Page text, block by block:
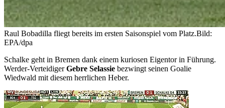
Raul Bobadilla fliegt bereits im ersten Saisonspiel vom Platz.Bild:
EPA/dpa
Schalke geht in Bremen dank einem kuriosen Eigentor in Führung.
Werder-VerteidigerGebre Selassie bezwingt seinen Goalie
Wiedwald mit diesem herrlichen Heber.